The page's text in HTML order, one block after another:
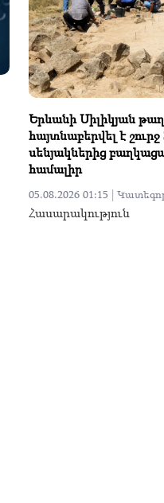
Երևանի Սիլիկյան
հայտնաբերվել է
սենյակներից
համալիր
05.08.2026 01:15 |
Հասարակություն